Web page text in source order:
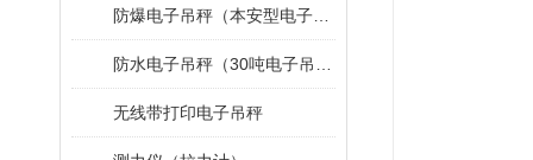
无线带打印电子吊秤